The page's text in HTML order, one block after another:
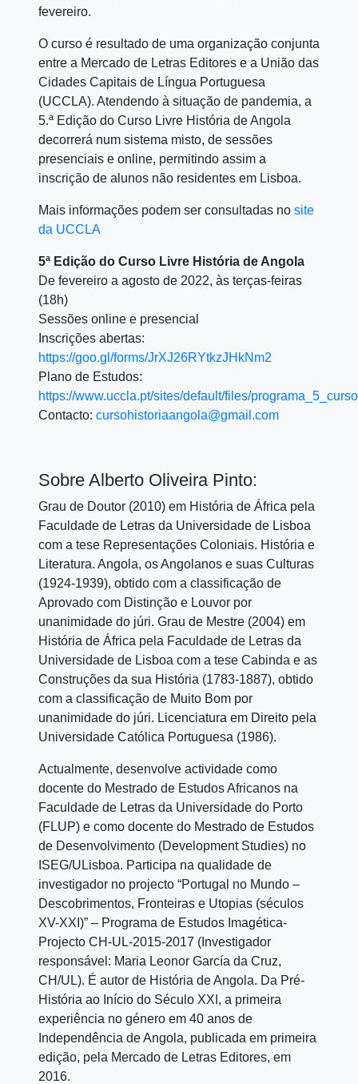
fevereiro.
O curso é resultado de uma organização conjunta
entre a Mercado de Letras Editores e a União das
Cidades Capitais de Língua Portuguesa
(UCCLA). Atendendo à situação de pandemia, a
5.ª Edição do Curso Livre História de Angola
decorrerá num sistema misto, de sessões
presenciais e online, permitindo assim a
inscrição de alunos não residentes em Lisboa.
Mais informações podem ser consultadas no site
da UCCLA
5ª Edição do Curso Livre História de Angola
De fevereiro a agosto de 2022, às terças-feiras
(18h)
Sessões online e presencial
Inscrições abertas:
https://goo.gl/forms/JrXJ26RYtkzJHkNm2
Plano de Estudos:
https://www.uccla.pt/sites/default/files/
Contacto: cursohistoriaangola@gmail.com
Sobre Alberto Oliveira Pinto:
Grau de Doutor (2010) em História de África pela
Faculdade de Letras da Universidade de Lisboa
com a tese Representações Coloniais. História e
Literatura. Angola, os Angolanos e suas Culturas
(1924-1939), obtido com a classificação de
Aprovado com Distinção e Louvor por
unanimidade do júri. Grau de Mestre (2004) em
História de África pela Faculdade de Letras da
Universidade de Lisboa com a tese Cabinda e as
Construções da sua História (1783-1887), obtido
com a classificação de Muito Bom por
unanimidade do júri. Licenciatura em Direito pela
Universidade Católica Portuguesa (1986).
Actualmente, desenvolve actividade como
docente do Mestrado de Estudos Africanos na
Faculdade de Letras da Universidade do Porto
(FLUP) e como docente do Mestrado de Estudos
de Desenvolvimento (Development Studies) no
ISEG/ULisboa. Participa na qualidade de
investigador no projecto “Portugal no Mundo –
Descobrimentos, Fronteiras e Utopias (séculos
XV-XXI)” – Programa de Estudos Imagética-
Projecto CH-UL-2015-2017 (Investigador
responsável: Maria Leonor García da Cruz,
CH/UL). É autor de História de Angola. Da Pré-
História ao Início do Século XXI, a primeira
experiência no género em 40 anos de
Independência de Angola, publicada em primeira
edição, pela Mercado de Letras Editores, em
2016.